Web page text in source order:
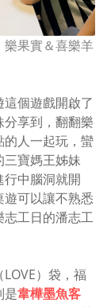
樂果實＆喜樂羊
個遊戲開啟了
享到，翻翻樂
人一起玩，蠻
寶媽王姊妹
中腦洞就開
可以讓不熟悉
工日的潘志工
）袋，福
是韋樺墨魚客